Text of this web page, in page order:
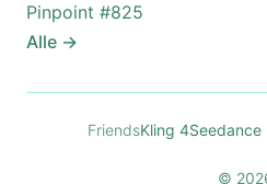
Pinpoint #825
Alle →
FriendsKling 4Seedance
©